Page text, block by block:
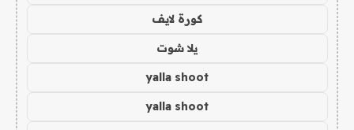
كورة لايف
يلا شوت
yalla shoot
yalla shoot